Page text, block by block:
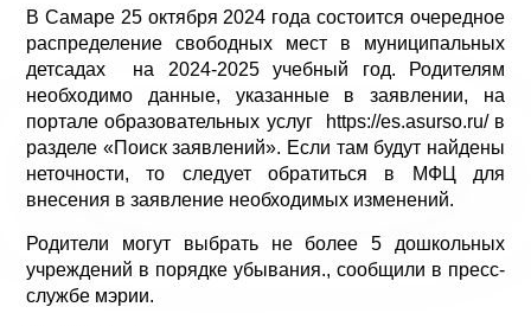
В Самаре 25 октября 2024 года состоится очередное
распределение свободных мест в муниципальных
детсадах на 2024-2025 учебный год. Родителям
необходимо данные, указанные в заявлении, на
портале образовательных услуг https://es.asurso.ru/ в
разделе «Поиск заявлений». Если там будут найдены
неточности, то следует обратиться в МФЦ для
внесения в заявление необходимых изменений.
Родители могут выбрать не более 5 дошкольных
учреждений в порядке убывания., сообщили в пресс-
службе мэрии.